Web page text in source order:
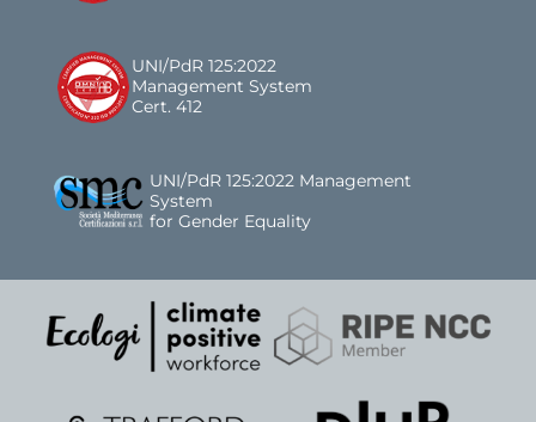
UNI/PdR 125:2022
Management System
Cert. 412
UNI/PdR 125:2022 Management
System
for Gender Equality